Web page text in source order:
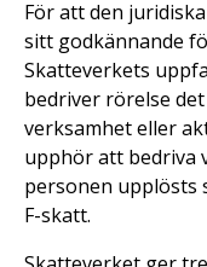
För att den
sitt godkännande
Skatteverkets
bedriver rörelse
verksamhet eller
upphör att bedriva
personen upplösts
F-skatt.